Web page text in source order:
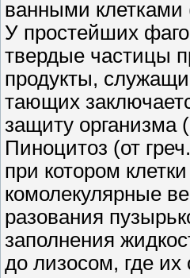
ванными клетками
У простейших
твердые частицы
продукты,
тающих
защиту организма
Пиноцитоз (от
при котором
комолекулярные
разования
заполнения
до лизосом, где